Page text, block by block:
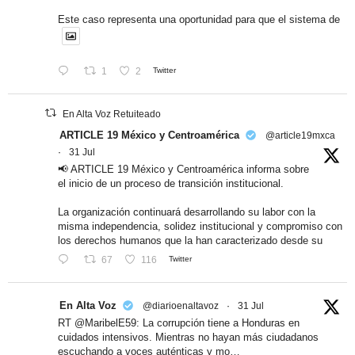
Este caso representa una oportunidad para que el sistema de
1 2 Twitter
En Alta Voz Retuiteado
ARTICLE 19 México y Centroamérica
@article19mxca
·
31 Jul
📢 ARTICLE 19 México y Centroamérica informa sobre
el inicio de un proceso de transición institucional.
La organización continuará desarrollando su labor con la
misma independencia, solidez institucional y compromiso con
los derechos humanos que la han caracterizado desde su
67 116 Twitter
En Alta Voz @diarioenaltavoz · 31 Jul
RT @MaribelE59: La corrupción tiene a Honduras en
cuidados intensivos. Mientras no hayan más ciudadanos
escuchando a voces auténticas y mo…